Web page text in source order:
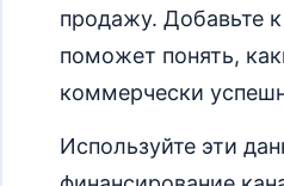
продажу. Добавьте
поможет понять,
коммерчески
Используйте эти